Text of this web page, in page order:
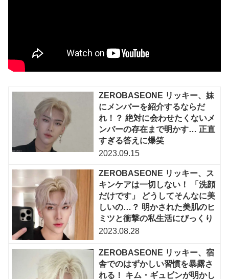
ZEROBASEONE リッキー、妹
にメンバーを紹介するならだ
れ！？ 絶対に会わせたくないメ
ンバーの存在まで明かす… 正直
すぎる答えに爆笑
2023.09.15
ZEROBASEONE リッキー、ス
キンケアは一切しない！ 「洗顔
だけです」 どうしてそんなに美
しいの…？ 明かされた美肌のヒ
ミツと衝撃の私生活にびっくり
2023.08.28
ZEROBASEONE リッキー、宿
舎でのはずかしい習慣を暴露さ
れる！ キム・ギュビンが明かし